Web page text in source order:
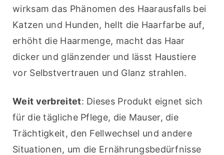
wirksam das Phänomen des Haarausfalls bei
Katzen und Hunden, hellt die Haarfarbe auf,
erhöht die Haarmenge, macht das Haar
dicker und glänzender und lässt Haustiere
vor Selbstvertrauen und Glanz strahlen.
Weit verbreitet: Dieses Produkt eignet sich
für die tägliche Pflege, die Mauser, die
Trächtigkeit, den Fellwechsel und andere
Situationen, um die Ernährungsbedürfnisse